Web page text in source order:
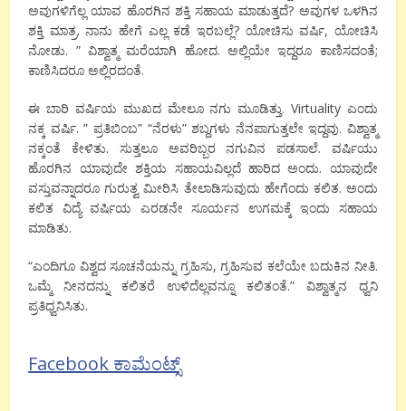
ಅವುಗಳಿಗೆಲ್ಲ ಯಾವ ಹೊರಗಿನ ಶಕ್ತಿ ಸಹಾಯ ಮಾಡುತ್ತದೆ? ಅವುಗಳ ಒಳಗಿನ
ಶಕ್ತಿ ಮಾತ್ರ. ನಾನು ಹೇಗೆ ಎಲ್ಲ ಕಡೆ ಇರಬಲ್ಲೆ? ಯೋಚಿಸು ವರ್ಷಿ, ಯೋಚಿಸಿ
ನೋಡು. ” ವಿಶ್ವಾತ್ಮ ಮರೆಯಾಗಿ ಹೋದ. ಅಲ್ಲಿಯೇ ಇದ್ದರೂ ಕಾಣಿಸದಂತೆ;
ಕಾಣಿಸಿದರೂ ಅಲ್ಲಿರದಂತೆ.
ಈ ಬಾರಿ ವರ್ಷಿಯ ಮುಖದ ಮೇಲೂ ನಗು ಮೂಡಿತ್ತು. Virtuality ಎಂದು
ನಕ್ಕ ವರ್ಷಿ. ” ಪ್ರತಿಬಿಂಬ” “ನೆರಳು” ಶಬ್ದಗಳು ನೆನಪಾಗುತ್ತಲೇ ಇದ್ದವು. ವಿಶ್ವಾತ್ಮ
ನಕ್ಕಂತೆ ಕೇಳಿತು. ಸುತ್ತಲೂ ಅವರಿಬ್ಬರ ನಗುವಿನ ಪಡಸಾಲೆ. ವರ್ಷಿಯು
ಹೊರಗಿನ ಯಾವುದೇ ಶಕ್ತಿಯ ಸಹಾಯವಿಲ್ಲದೆ ಹಾರಿದ ಅಂದು. ಯಾವುದೇ
ವಸ್ತುವನ್ನಾದರೂ ಗುರುತ್ವ ಮೀರಿಸಿ ತೇಲಾಡಿಸುವುದು ಹೇಗೆಂದು ಕಲಿತ. ಅಂದು
ಕಲಿತ ವಿದ್ಯೆ ವರ್ಷಿಯ ಎರಡನೇ ಸೂರ್ಯನ ಉಗಮಕ್ಕೆ ಇಂದು ಸಹಾಯ
ಮಾಡಿತು.
“ಎಂದಿಗೂ ವಿಶ್ವದ ಸೂಚನೆಯನ್ನು ಗ್ರಹಿಸು, ಗ್ರಹಿಸುವ ಕಲೆಯೇ ಬದುಕಿನ ನೀತಿ.
ಒಮ್ಮೆ ನೀನದನ್ನು ಕಲಿತರೆ ಉಳಿದೆಲ್ಲವನ್ನೂ ಕಲಿತಂತೆ.” ವಿಶ್ವಾತ್ಮನ ಧ್ವನಿ
ಪ್ರತಿಧ್ವನಿಸಿತು.
Facebook ಕಾಮೆಂಟ್ಸ್